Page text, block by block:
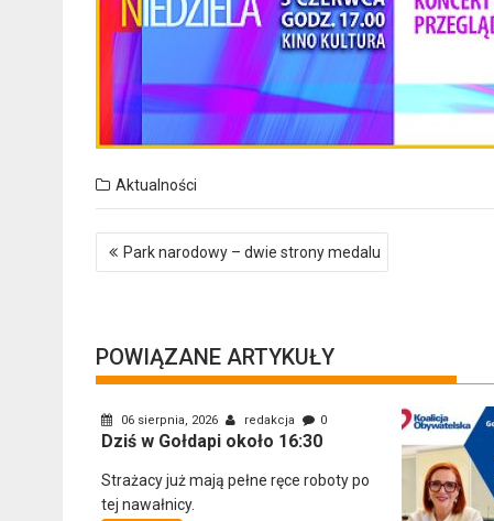
Aktualności
Nawigacja
wpisu
Park narodowy – dwie strony medalu
POWIĄZANE ARTYKUŁY
06 sierpnia, 2026 redakcja 0
Dziś w Gołdapi około 16:30
Strażacy już mają pełne ręce roboty po
tej nawałnicy.